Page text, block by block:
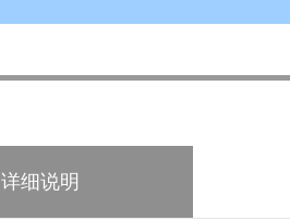
详细说明